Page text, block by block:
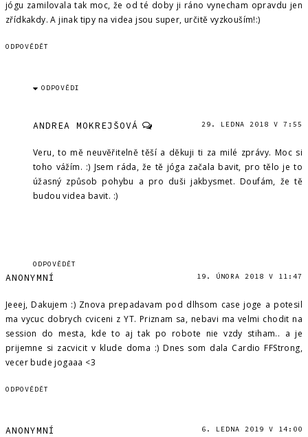
jógu zamilovala tak moc, že od té doby ji ráno vynecham opravdu jen
zřídkakdy. A jinak tipy na videa jsou super, určitě vyzkouším!:)
ODPOVĚDĚT
ODPOVĚDI
ANDREA MOKREJŠOVÁ 29. LEDNA 2018 V 7:55
Veru, to mě neuvěřitelně těší a děkuji ti za milé zprávy. Moc si
toho vážím. :) Jsem ráda, že tě jóga začala bavit, pro tělo je to
úžasný způsob pohybu a pro duši jakbysmet. Doufám, že tě
budou videa bavit. :)
ODPOVĚDĚT
ANONYMNÍ 19. ÚNORA 2018 V 11:47
Jeeej, Dakujem :) Znova prepadavam pod dlhsom case joge a potesil
ma vycuc dobrych cviceni z YT. Priznam sa, nebavi ma velmi chodit na
session do mesta, kde to aj tak po robote nie vzdy stiham.. a je
prijemne si zacvicit v klude doma :) Dnes som dala Cardio FFStrong,
vecer bude jogaaa <3
ODPOVĚDĚT
ANONYMNÍ 6. LEDNA 2019 V 14:00